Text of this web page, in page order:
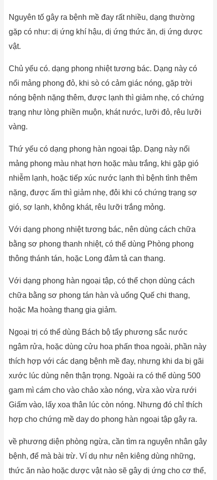
Nguyên tố gây ra bệnh mề đay rất nhiều, dạng thường
gặp có như: dị ứng khí hậu, dị ứng thức ăn, dị ứng dược
vật.
Chủ yếu có. dạng phong nhiệt tương bác. Dạng này có
nổi mảng phong đỏ, khi sò có cảm giác nóng, gặp trời
nóng bệnh nặng thêm, được lạnh thì giảm nhẹ, có chứng
trạng như lòng phiền muộn, khát nước, lưỡi đỏ, rêu lưỡi
vàng.
Thứ yếu có dạng phong hàn ngoại tập. Dạng này nổi
mảng phong màu nhạt hơn hoặc màu trắng, khi gặp gió
nhiễm lạnh, hoặc tiếp xúc nước lạnh thì bệnh tình thêm
nặng, được ấm thì giảm nhẹ, đôi khi có chứng trạng sợ
gió, sợ lạnh, không khát, rêu lưỡi trắng mỏng.
Với dạng phong nhiệt tương bác, nên dùng cách chữa
bằng sơ phong thanh nhiệt, có thể dùng Phòng phong
thông thánh tán, hoặc Long đảm tả can thang.
Với dạng phong hàn ngoại tập, có thể chọn dùng cách
chữa bằng sơ phong tán hàn và uống Quế chi thang,
hoặc Ma hoàng thang gia giảm.
Ngoại trị có thể dùng Bách bộ tẩy phương sắc nước
ngâm rửa, hoặc dùng cửu hoa phấn thoa ngoài, phần này
thích hợp với các dạng bệnh mề đay, nhưng khi da bị gãi
xước lúc dùng nên thận trọng. Ngoài ra có thể dùng 500
gam mì cám cho vào chảo xào nóng, vừa xào vừa rưới
Giấm vào, lấy xoa thân lúc còn nóng. Nhưng đó chỉ thích
hợp cho chứng mề day do phong hàn ngoại tập gây ra.
về phương diện phòng ngừa, cần tìm ra nguyên nhân gây
bệnh, để mà bài trừ. Ví dụ như nên kiêng dùng những,
thức ăn nào hoặc dược vật nào sẽ gây dị ứng cho cơ thể,